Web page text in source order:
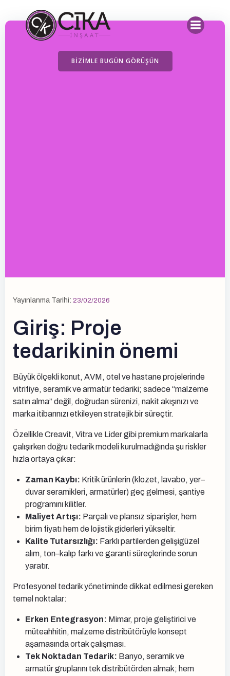
BIZIMLE BUGÜN GÖRÜŞÜN
Yayınlanma Tarihi: 23/02/2026
Giriş: Proje
tedarikinin önemi
Büyük ölçekli konut, AVM, otel ve hastane projelerinde
vitrifiye, seramik ve armatür tedariki; sadece “malzeme
satın alma” değil, doğrudan sürenizi, nakit akışınızı ve
marka itibarınızı etkileyen stratejik bir süreçtir.
Özellikle Creavit, Vitra ve Lider gibi premium markalarla
çalışırken doğru tedarik modeli kurulmadığında şu riskler
hızla ortaya çıkar:
Zaman Kaybı: Kritik ürünlerin (klozet, lavabo, yer–
duvar seramikleri, armatürler) geç gelmesi, şantiye
programını kilitler.
Maliyet Artışı: Parçalı ve plansız siparişler, hem
birim fiyatı hem de lojistik giderleri yükseltir.
Kalite Tutarsızlığı: Farklı partilerden gelişigüzel
alım, ton–kalıp farkı ve garanti süreçlerinde sorun
yaratır.
Profesyonel tedarik yönetiminde dikkat edilmesi gereken
temel noktalar:
Erken Entegrasyon: Mimar, proje geliştirici ve
müteahhitin, malzeme distribütörüyle konsept
aşamasında ortak çalışması.
Tek Noktadan Tedarik: Banyo, seramik ve
armatür gruplarını tek distribütörden almak; hem